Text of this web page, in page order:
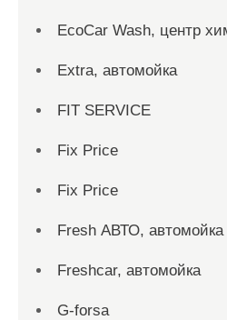
EcoCar Wash, центр
Extra, автомойка
FIT SERVICE
Fix Price
Fix Price
Fresh АВТО, автомойка
Freshcar, автомойка
G-forsa